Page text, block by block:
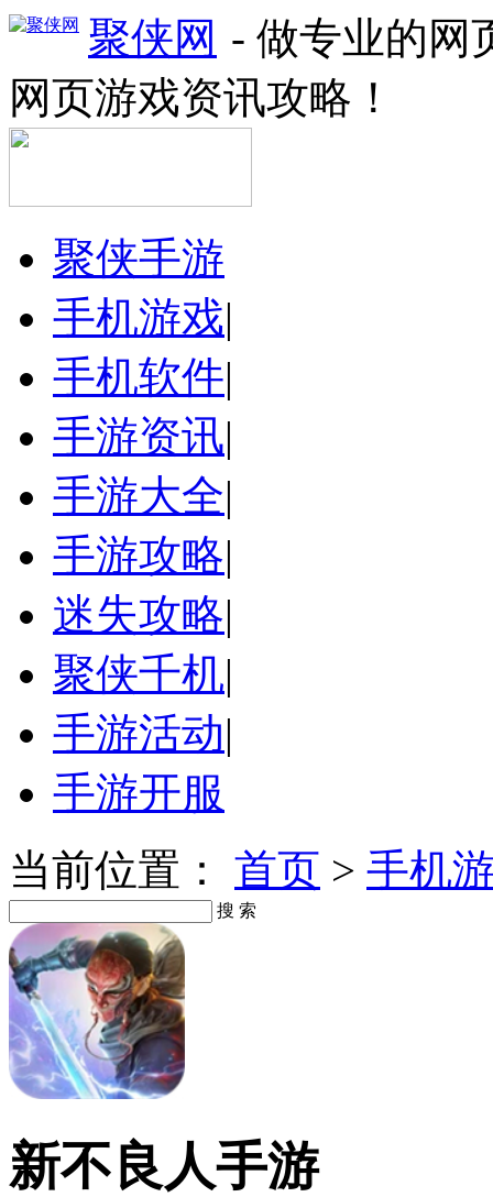
聚侠网 - 做专业的网
网页游戏资讯攻略！
聚侠手游
手机游戏|
手机软件|
手游资讯|
手游大全|
手游攻略|
迷失攻略|
聚侠千机|
手游活动|
手游开服
当前位置： 首页 > 手机
搜 索
新不良人手游